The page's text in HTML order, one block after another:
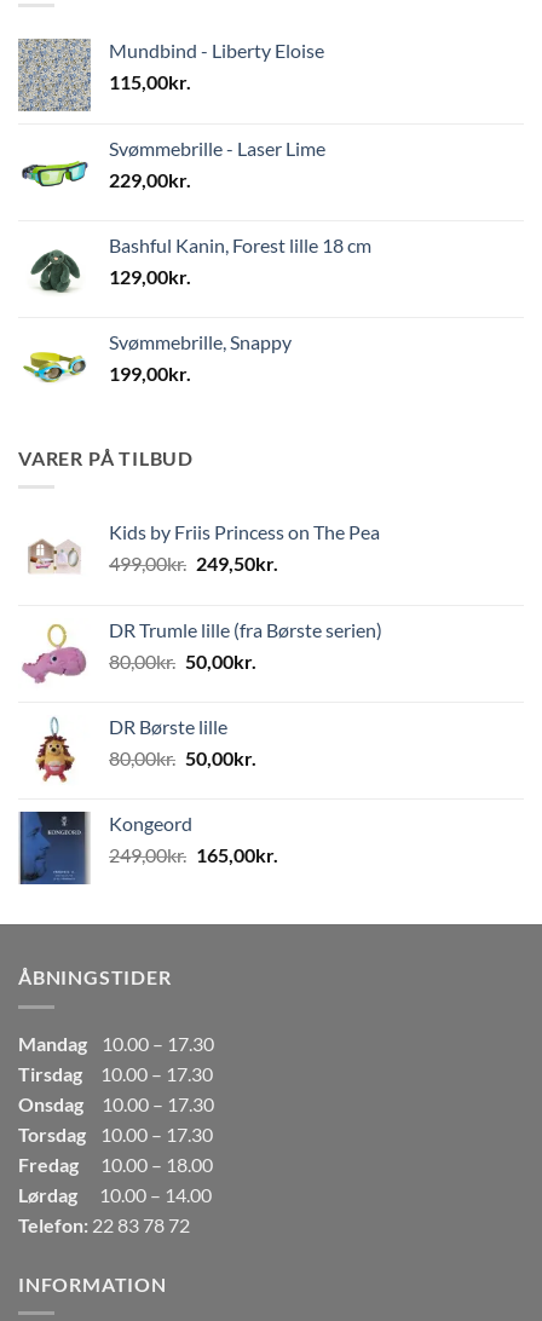
Mundbind - Liberty Eloise
115,00kr.
Svømmebrille - Laser Lime
229,00kr.
Bashful Kanin, Forest lille 18 cm
129,00kr.
Svømmebrille, Snappy
199,00kr.
VARER PÅ TILBUD
Kids by Friis Princess on The Pea
499,00kr. Den
var:
499,00kr..
249,50kr.
er:
DR Trumle lille (fra Børste serien)
80,00kr. Den
var:
80,00kr..
50,00kr.
50,00kr..
DR Børste lille
80,00kr. Den
var:
80,00kr..
50,00kr.
50,00kr..
Kongeord
249,00kr. Den
var:
165,00kr.
er:
ÅBNINGSTIDER
Mandag
10.00 – 17.30
Tirsdag
10.00 – 17.30
Onsdag
10.00 – 17.30
Torsdag
10.00 – 17.30
Fredag
10.00 – 18.00
Lørdag
10.00 – 14.00
Telefon: 22 83 78 72
INFORMATION